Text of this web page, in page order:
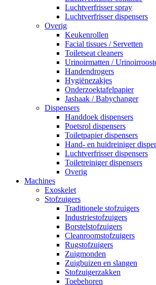
Luchtverfrisser spray
Luchtverfrisser dispensers
Overig
Keukenrollen
Facial tissues / Servetten
Toiletseat cleaners
Urinoirmatten /
Handendrogers
Hygiënezakjes
Onderzoektafelpapier
Jashaak / Babychanger
Dispensers
Handdoek dispensers
Poetsrol dispensers
Toiletpapier dispensers
Hand- en huidreiniger
Luchtverfrisser dispensers
Toiletreiniger dispensers
Overig
Machines
Exoskelet
Stofzuigers
Traditionele stofzuigers
Industriestofzuigers
Borstelstofzuigers
Cleanroomstofzuigers
Rugstofzuigers
Zuigmonden
Zuigbuizen en slangen
Stofzuigerzakken
Toebehoren